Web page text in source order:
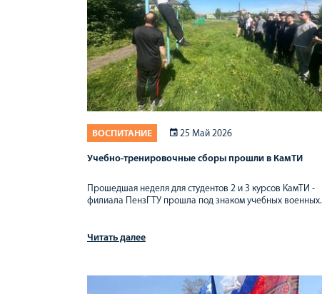
ВОСПИТАНИЕ 25 Май 2026
Учебно-тренировочные сборы прошли в КамТИ
Прошедшая неделя для студентов 2 и 3 курсов КамТИ -
филиала ПензГТУ прошла под знаком учебных военных.
Читать далее